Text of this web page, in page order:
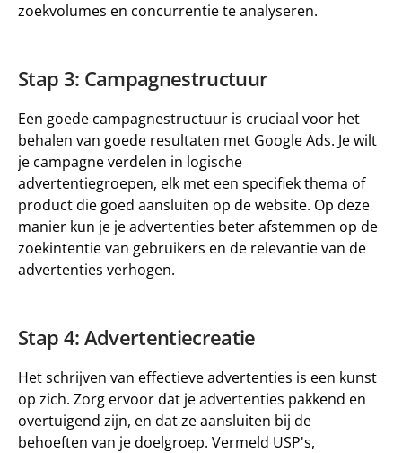
zoekvolumes en concurrentie te analyseren.
Stap 3: Campagnestructuur
Een goede campagnestructuur is cruciaal voor het
behalen van goede resultaten met Google Ads. Je wilt
je campagne verdelen in logische
advertentiegroepen, elk met een specifiek thema of
product die goed aansluiten op de website. Op deze
manier kun je je advertenties beter afstemmen op de
zoekintentie van gebruikers en de relevantie van de
advertenties verhogen.
Stap 4: Advertentiecreatie
Het schrijven van effectieve advertenties is een kunst
op zich. Zorg ervoor dat je advertenties pakkend en
overtuigend zijn, en dat ze aansluiten bij de
behoeften van je doelgroep. Vermeld USP's,